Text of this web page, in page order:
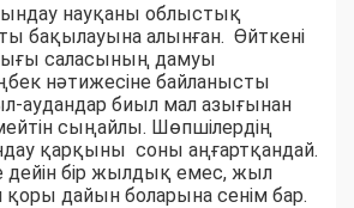
науқаны облыстық
бақылауына алынған. Өйткені
саласының дамуы
нәтижесіне байланысты
аудандар биыл мал азығынан
сыңайлы. Шөпшілердің
қарқыны соны аңғартқандай.
дейін бір жылдық емес, жыл
дайын боларына сенім бар.